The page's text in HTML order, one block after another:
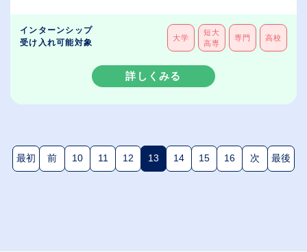
インターンシップ
受け入れ可能対象
大学
短大
高専
専門 高校
詳しくみる
最初 前 10 11 12 13(現在のページ)
14 15 16 次 最後